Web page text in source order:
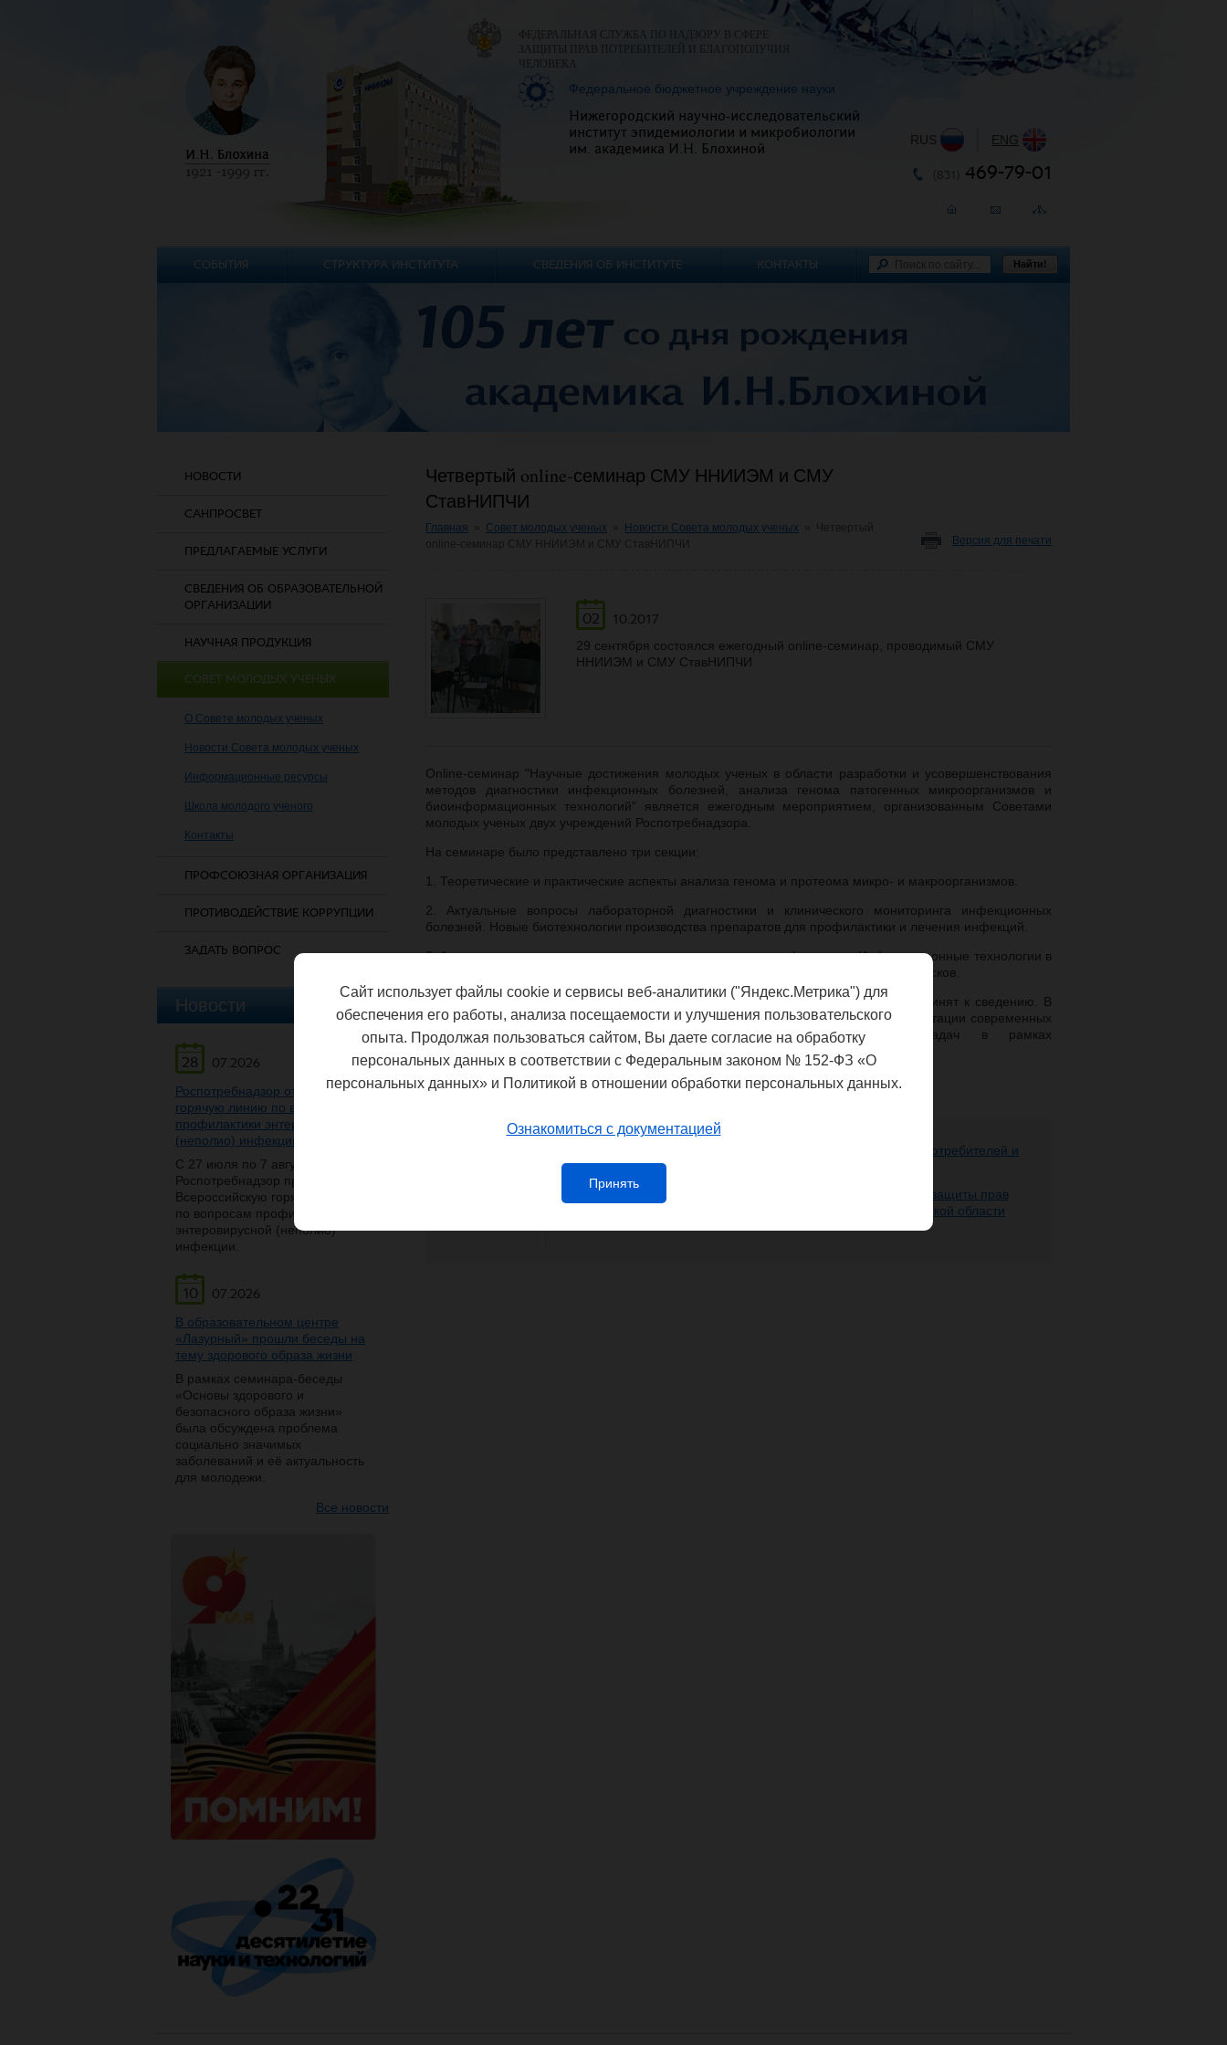
НОВОСТИ
САНПРОСВЕТ
ПРЕДЛАГАЕМЫЕ УСЛУГИ
СВЕДЕНИЯ ОБ ОБРАЗОВАТЕЛЬНОЙ
ОРГАНИЗАЦИИ
НАУЧНАЯ ПРОДУКЦИЯ
СОВЕТ МОЛОДЫХ УЧЕНЫХ
О Совете молодых ученых
Новости Совета молодых ученых
Информационные ресурсы
Школа молодого ученого
Контакты
ПРОФСОЮЗНАЯ ОРГАНИЗАЦИЯ
ПРОТИВОДЕЙСТВИЕ КОРРУПЦИИ
ЗАДАТЬ ВОПРОС
Новости
28
07.2026
Роспотребнадзор открывает
горячую линию по вопросам
профилактики энтеровирусной
(неполио) инфекции
С 27 июля по 7 августа
Роспотребнадзор проведет
Всероссийскую горячую линию
по вопросам профилактики
энтеровирусной (неполио)
инфекции.
10
07.2026
В образовательном центре
«Лазурный» прошли беседы на
тему здорового образа жизни
В рамках семинара-беседы
«Основы здорового и
безопасного образа жизни»
была обсуждена проблема
социально значимых
заболеваний и её актуальность
для молодежи.
Все новости
Четвертый online-семинар СМУ ННИИЭМ и СМУ
СтавНИПЧИ
Главная Совет молодых ученых Новости Совета молодых ученых
Версия для печати
02
10.2017
29 сентября состоялся ежегодный online-семинар, проводимый СМУ
ННИИЭМ и СМУ СтавНИПЧИ
Online-семинар "Научные достижения молодых ученых в области разработки и усовершенствования
методов диагностики инфекционных болезней, анализа генома патогенных микроорганизмов и
биоинформационных технологий" является ежегодным мероприятием, организованным Советами
молодых ученых двух учреждений Роспотребнадзора.
На семинаре было представлено три секции:
1. Теоретические и практические аспекты анализа генома и протеома микро- и макроорганизмов.
2. Актуальные вопросы лабораторной диагностики и клинического мониторинга инфекционных
болезней. Новые биотехнологии производства препаратов для профилактики и лечения инфекций.
3. Актуальные вопросы эпидемиологического надзора за инфекциями. Информационные технологии в
изучении и мониторинге инфекционных болезней, анализе эпидемиологических рисков.
Всего было заслушано 11 сообщений молодых ученых. Материал сообщений принят к сведению. В
заключении online-семинара сделаны выводы о необходимости дальнейшей адаптации современных
высокотехнологичных методов для решения медико-биологических задач в рамках
Протокол семинара.
Федеральная служба по надзору в сфере защиты прав потребителей и
Управление Федеральной службы по надзору в сфере защиты прав
потребителей и благополучия человека по Нижегородской области
ФЕДЕРАЛЬНАЯ СЛУЖБА ПО НАДЗОРУ В СФЕРЕ
ЗАЩИТЫ ПРАВ ПОТРЕБИТЕЛЕЙ И БЛАГОПОЛУЧИЯ
ЧЕЛОВЕКА
Федеральное бюджетное учреждение науки
Нижегородский научно-исследовательский
институт эпидемиологии и микробиологии
им. академика И.Н. Блохиной
RUS ENG
469-79-01
СОБЫТИЯ СТРУКТУРА ИНСТИТУТА СВЕДЕНИЯ ОБ ИНСТИТУТЕ КОНТАКТЫ Найти!
Сайт использует файлы cookie и сервисы веб-аналитики ("Яндекс.Метрика") для
обеспечения его работы, анализа посещаемости и улучшения пользовательского
опыта. Продолжая пользоваться сайтом, Вы даете согласие на обработку
персональных данных в соответствии с Федеральным законом № 152-ФЗ «О
персональных данных» и Политикой в отношении обработки персональных данных.
Ознакомиться с документацией
Принять